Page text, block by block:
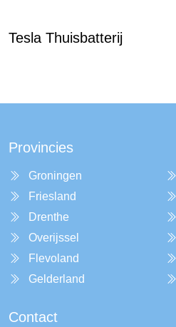
Tesla Thuisbatterij
Provincies
Groningen
Friesland
Drenthe
Overijssel
Flevoland
Gelderland
Contact